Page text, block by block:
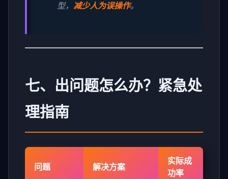
型， 减少人为误操作。
七、出问题怎么办？紧急处
理指南
问题 解决方案
实际成
功率